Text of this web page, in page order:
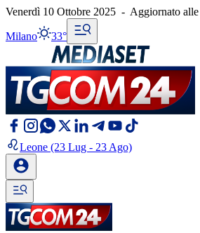
Venerdì 10 Ottobre 2025 - Aggiornato alle
Milano 33°
Leone (23 Lug - 23 Ago)